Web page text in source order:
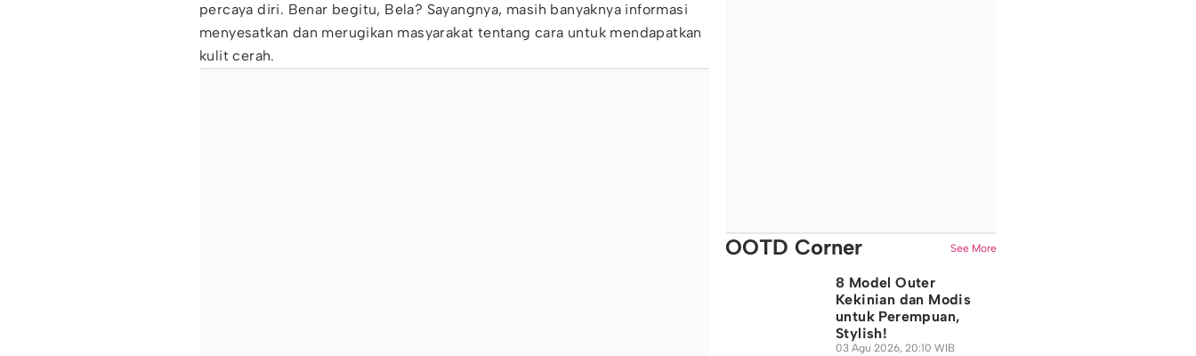
percaya diri. Benar begitu, Bela? Sayangnya, masih banyaknya informasi
menyesatkan dan merugikan masyarakat tentang cara untuk mendapatkan
kulit cerah.
OOTD Corner See More
8 Model Outer
Kekinian dan Modis
untuk Perempuan,
Stylish!
03 Agu 2026, 20:10 WIB